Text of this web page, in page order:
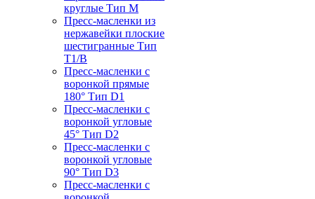
круглые Тип M
Пресс-масленки из
нержавейки плоские
шестигранные Тип
T1/B
Пресс-масленки с
воронкой прямые
180° Тип D1
Пресс-масленки с
воронкой угловые
45° Тип D2
Пресс-масленки с
воронкой угловые
90° Тип D3
Пресс-масленки с